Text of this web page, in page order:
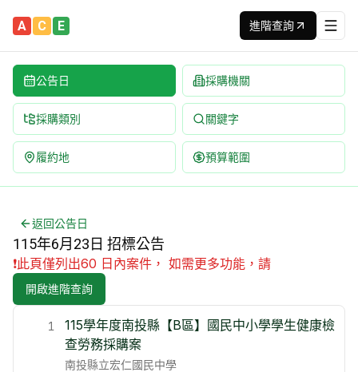
A C E 進階查詢
公告日 採購機關
採購類別 關鍵字
履約地 預算範圍
返回公告日
115年6月23日 招標公告
❗此頁僅列出60 日內案件， 如需更多功能，請
開啟進階查詢
1
115學年度南投縣【B區】國民中小學學生健康檢
查勞務採購案
南投縣立宏仁國民中學